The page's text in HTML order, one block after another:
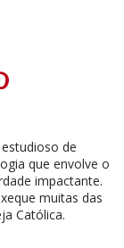
de
que envolve o
impactante.
muitas das
Católica.